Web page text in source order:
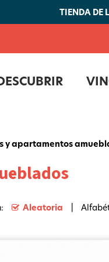
TIENDA DE
y apartamentos
Aleatoria